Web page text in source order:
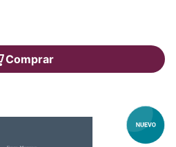
Comprar